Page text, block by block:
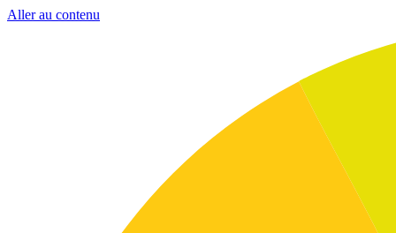
Aller au contenu